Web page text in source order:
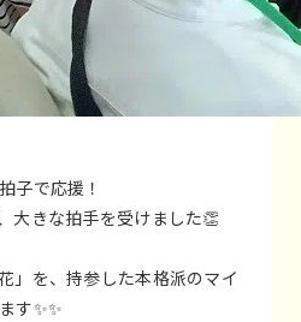
子で応援！
大きな拍手を受けました👏
」を、持参した本格派のマイ
す✨✨